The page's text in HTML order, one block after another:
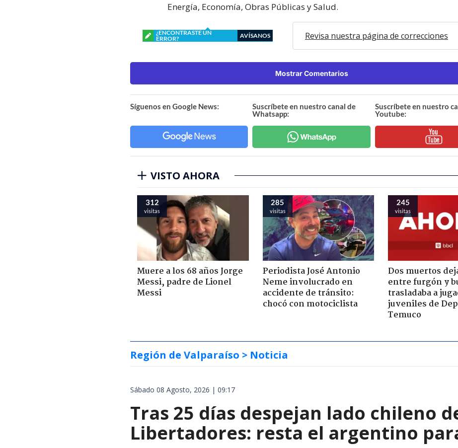
Energía, Economía, Obras Públicas y Salud.
¿ENCONTRASTE UN
ERROR?
AVÍSANOS Revisa nuestra página de correcciones
Mostrar Comentarios
Síguenos en Google News:
Suscríbete en nuestro canal de
Whatsapp:
Suscríbete en nuestro
Youtube:
VISTO AHORA
312
visitas
Muere a los 68 años Jorge
Messi, padre de Lionel
Messi
285
visitas
Periodista José Antonio
Neme involucrado en
accidente de tránsito:
chocó con motociclista
245
visitas
Dos muertos
entre furgón y
trasladaba a
juveniles de
Temuco
Región de Valparaíso > Noticia
Sábado 08 Agosto, 2026 | 09:17
Tras 25 días despejan lado chileno
Libertadores: resta el argentino